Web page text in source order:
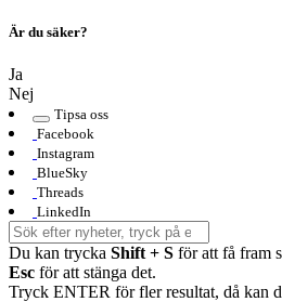
Är du säker?
Ja
Nej
Tipsa oss
Facebook
Instagram
BlueSky
Threads
LinkedIn
Du kan trycka Shift + S för att få fram
Esc för att stänga det.
Tryck ENTER för fler resultat, då kan